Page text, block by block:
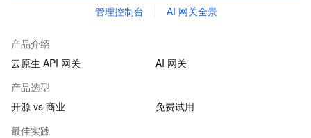
管理控制台 AI 网关全景
产品介绍
云原生 API 网关
AI 网关
产品选型
开源 vs 商业
免费试用
最佳实践